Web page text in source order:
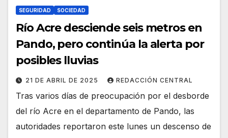
SEGURIDAD SOCIEDAD
Río Acre desciende seis metros en
Pando, pero continúa la alerta por
posibles lluvias
21 DE ABRIL DE 2025 REDACCIÓN CENTRAL
Tras varios días de preocupación por el desborde
del río Acre en el departamento de Pando, las
autoridades reportaron este lunes un descenso de